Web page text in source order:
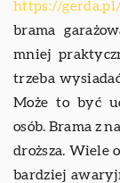
https://
brama
mniej
trzeba
Może to być
osób. Brama z
droższa. Wiele
bardziej